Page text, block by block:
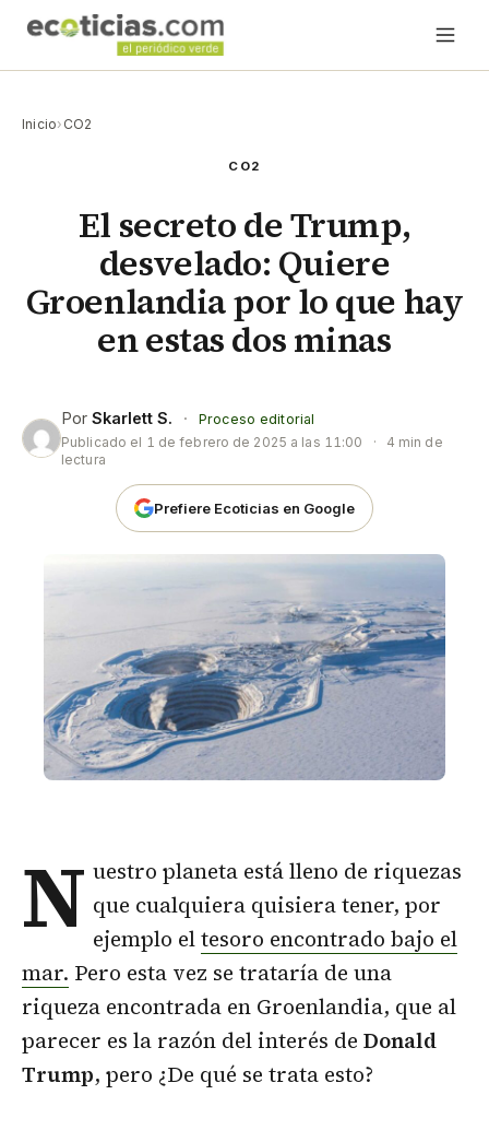
Inicio› CO2
CO2
El secreto de Trump,
desvelado: Quiere
Groenlandia por lo que hay
en estas dos minas
Por Skarlett S. ·
Proceso editorial
Publicado el 1 de febrero de 2025 a las 11:00 ·
4 min de
lectura
Prefiere Ecoticias en Google
N uestro planeta está lleno de riquezas
que cualquiera quisiera tener, por
ejemplo eltesoro encontrado bajo el
mar. Pero esta vez se trataría de una
riqueza encontrada en Groenlandia, que al
parecer es la razón del interés de Donald
Trump, pero ¿De qué se trata esto?